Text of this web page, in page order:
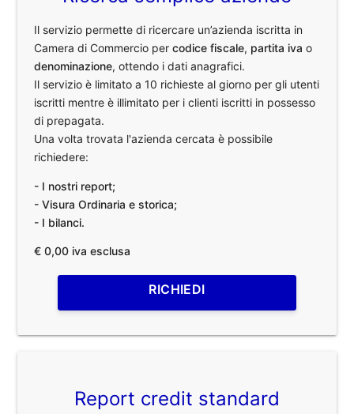
Il servizio permette di ricercare un’azienda iscritta in
Camera di Commercio percodice fiscale, partita iva o
denominazione, ottendo i dati anagrafici.
Il servizio è limitato a 10 richieste al giorno per gli utenti
iscritti mentre è illimitato per i clienti iscritti in possesso
di prepagata.
Una volta trovata l'azienda cercata è possibile
richiedere:
- I nostri report;
- Visura Ordinaria e storica;
- I bilanci.
€ 0,00 iva esclusa
RICHIEDI
Report credit standard